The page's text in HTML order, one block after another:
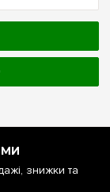
знижки та